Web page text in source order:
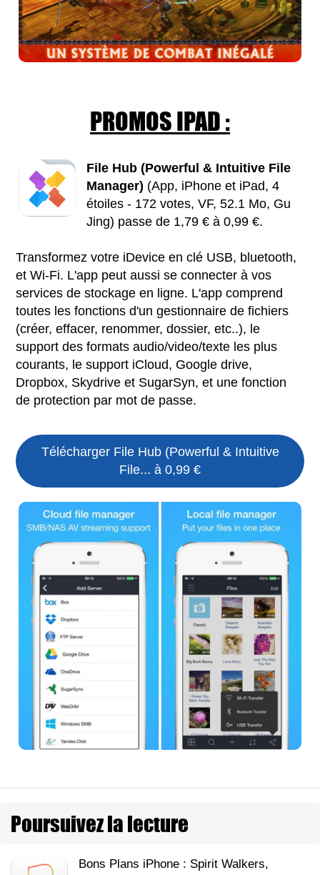
PROMOS IPAD :
File Hub (Powerful & Intuitive File
Manager) (App, iPhone et iPad, 4
étoiles - 172 votes, VF, 52.1 Mo, Gu
Jing) passe de 1,79 € à 0,99 €.
Transformez votre iDevice en clé USB, bluetooth,
et Wi-Fi. L'app peut aussi se connecter à vos
services de stockage en ligne. L'app comprend
toutes les fonctions d'un gestionnaire de fichiers
(créer, effacer, renommer, dossier, etc..), le
support des formats audio/video/texte les plus
courants, le support iCloud, Google drive,
Dropbox, Skydrive et SugarSyn, et une fonction
de protection par mot de passe.
Télécharger File Hub (Powerful & Intuitive
File... à 0,99 €
Poursuivez la lecture
Bons Plans iPhone : Spirit Walkers,